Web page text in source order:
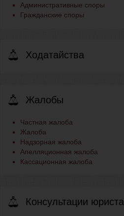
Административные споры
Гражданские споры
Ходатайства
Жалобы
Частная жалоба
Жалоба
Надзорная жалоба
Апелляционная жалоба
Кассационная жалоба
Консультации юриста